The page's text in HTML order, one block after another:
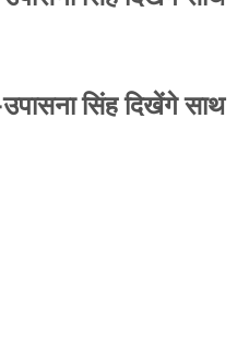
उपासना सिंह दिखेंगे साथ